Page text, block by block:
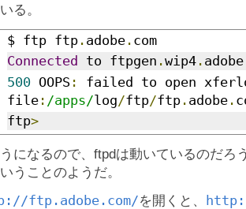
る。
$ ftp ftp . adobe . com
Connected to ftpgen .wip4 . adobe
500 OOPS :
failed to open
file : /apps/log/ftp/ftp . adobe .
ftp>
になるので、ftpdは動いているのだろ
うことのようだ。
ftp.adobe.com/を開くと、